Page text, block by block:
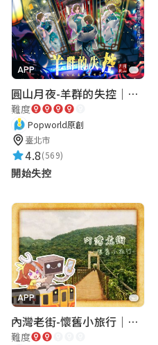
2026-03-19 11:29:11
超級好玩
林道銘
2026-03-19 11:28:13
不能只有我一個人
咕雞咕雞
簡姵嬅
2026-03-19 11:29:47
APP
圓山月夜-羊群的失控｜圓山飯店 ARG實境解謎遊戲
難度
Popworld原創
臺北市
4.8(569)
開始失控
APP
內灣老街-懷舊小旅行｜新竹老街城市解謎
難度